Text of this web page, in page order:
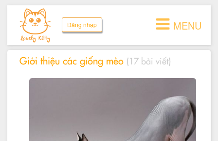
Đăng nhập
Giới thiệu các giống mèo (17 bài viết)
MENU